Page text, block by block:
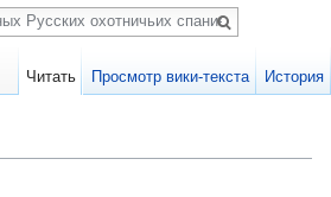
Читать Просмотр вики-текста История